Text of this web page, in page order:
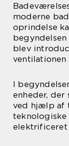
moderne
oprindelse
blev
I
enheder, der
ved hjælp af
elektrificeret